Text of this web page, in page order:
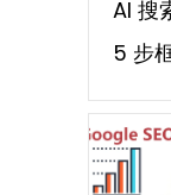
AI 搜
5 步